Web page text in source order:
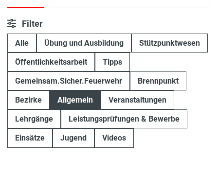
Filter
Alle Übung und Ausbildung Stützpunktwesen
Öffentlichkeitsarbeit Tipps
Gemeinsam.Sicher.Feuerwehr Brennpunkt
Bezirke Allgemein Veranstaltungen
Lehrgänge Leistungsprüfungen & Bewerbe
Einsätze Jugend Videos